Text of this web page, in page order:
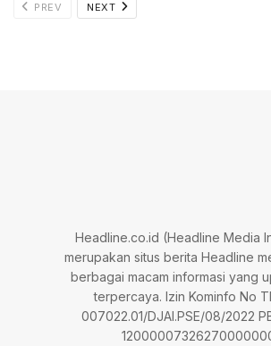
PREV NEXT
Headline.co.id (Headline Media
merupakan situs berita Headline
berbagai macam informasi yang
terpercaya. Izin Kominfo No
007022.01/DJAI.PSE/08/2022